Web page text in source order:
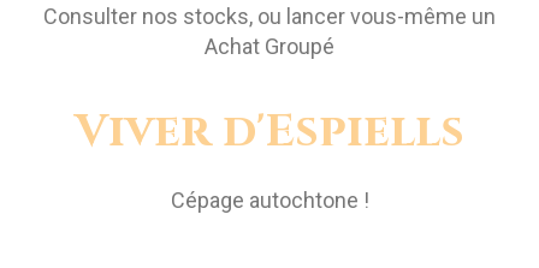
Consulter nos stocks, ou lancer vous-même un
Achat Groupé
Viver d'Espiells
Cépage autochtone !